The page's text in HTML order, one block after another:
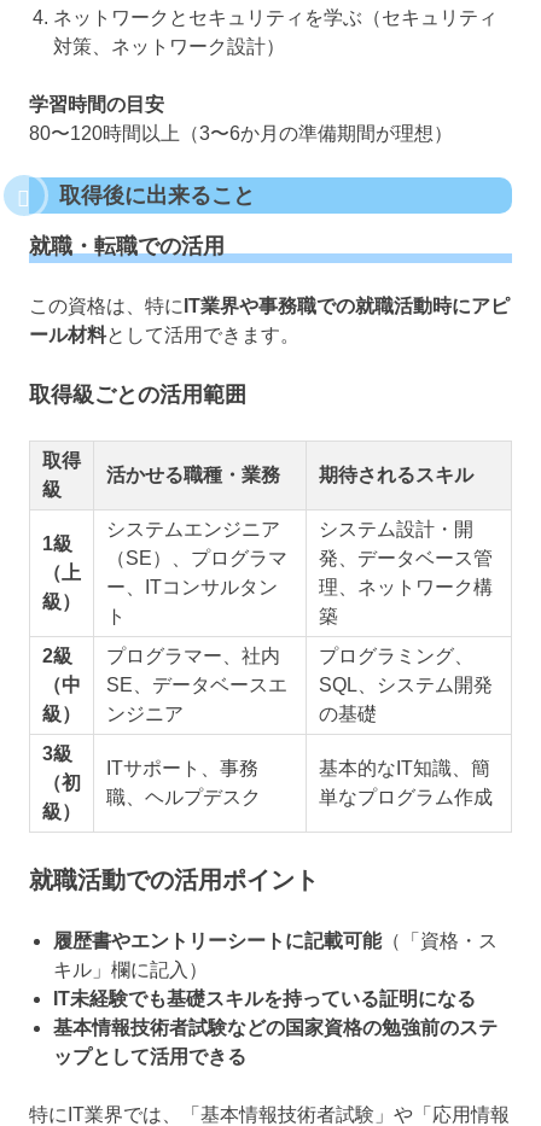
ネットワークとセキュリティを学ぶ（セキュリティ
対策、ネットワーク設計）
学習時間の目安
80〜120時間以上（3〜6か月の準備期間が理想）
取得後に出来ること
就職・転職での活用
この資格は、特に IT業界や事務職での就職活動時にアピ
ール材料として活用できます。
取得級ごとの活用範囲
取得
級
活かせる職種・業務 期待されるスキル
1級
（上
級）
システムエンジニア
（SE）、プログラマ
ー、ITコンサルタン
ト
システム設計・開
発、データベース管
理、ネットワーク構
築
2級
（中
級）
プログラマー、社内
SE、データベースエ
ンジニア
プログラミング、
SQL、システム開発
の基礎
3級
（初
級）
ITサポート、事務
職、ヘルプデスク
基本的なIT知識、簡
単なプログラム作成
就職活動での活用ポイント
履歴書やエントリーシートに記載可能（「資格・ス
キル」欄に記入）
IT未経験でも基礎スキルを持っている証明になる
基本情報技術者試験などの国家資格の勉強前のステ
ップとして活用できる
特にIT業界では、「基本情報技術者試験」や「応用情報